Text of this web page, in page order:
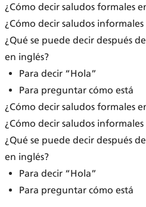
¿Cómo decir saludos formales
¿Cómo decir saludos
¿Qué se puede decir después
en inglés?
Para decir “Hola”
Para preguntar cómo está
¿Cómo decir saludos formales
¿Cómo decir saludos
¿Qué se puede decir después
en inglés?
Para decir “Hola”
Para preguntar cómo está